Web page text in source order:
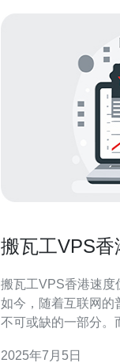
搬瓦工VPS香
搬瓦工VPS香港速度
如今，随着互联网的
不可或缺的一部分。
VPS作为知名的VPS
2025年7月5日